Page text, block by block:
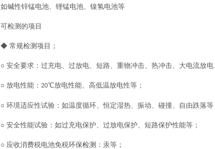
如碱性锌锰电池、锂锰电池、镍氢电池等
可检测的项目
◆ 常规检测项目；
○ 安全要求：过充电、过放电、短路、重物冲击、热冲击、大电流放
○ 放电性能： 20℃放电性能、高低温放电性等；
○ 环境适应性试验：如温度循环、恒定湿热、振动、碰撞、自由跌落等
○ 安全性能试验：如过充电保护、过放电保护、短路保护性能等；
○ 应收消费税电池免税环保检测 ：汞等；